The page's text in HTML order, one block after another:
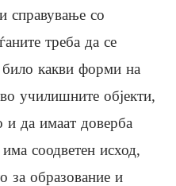
справување со
треба да се
било какви форми на
училишните објекти,
да имаат доверба
има соодветен исход,
за образование и